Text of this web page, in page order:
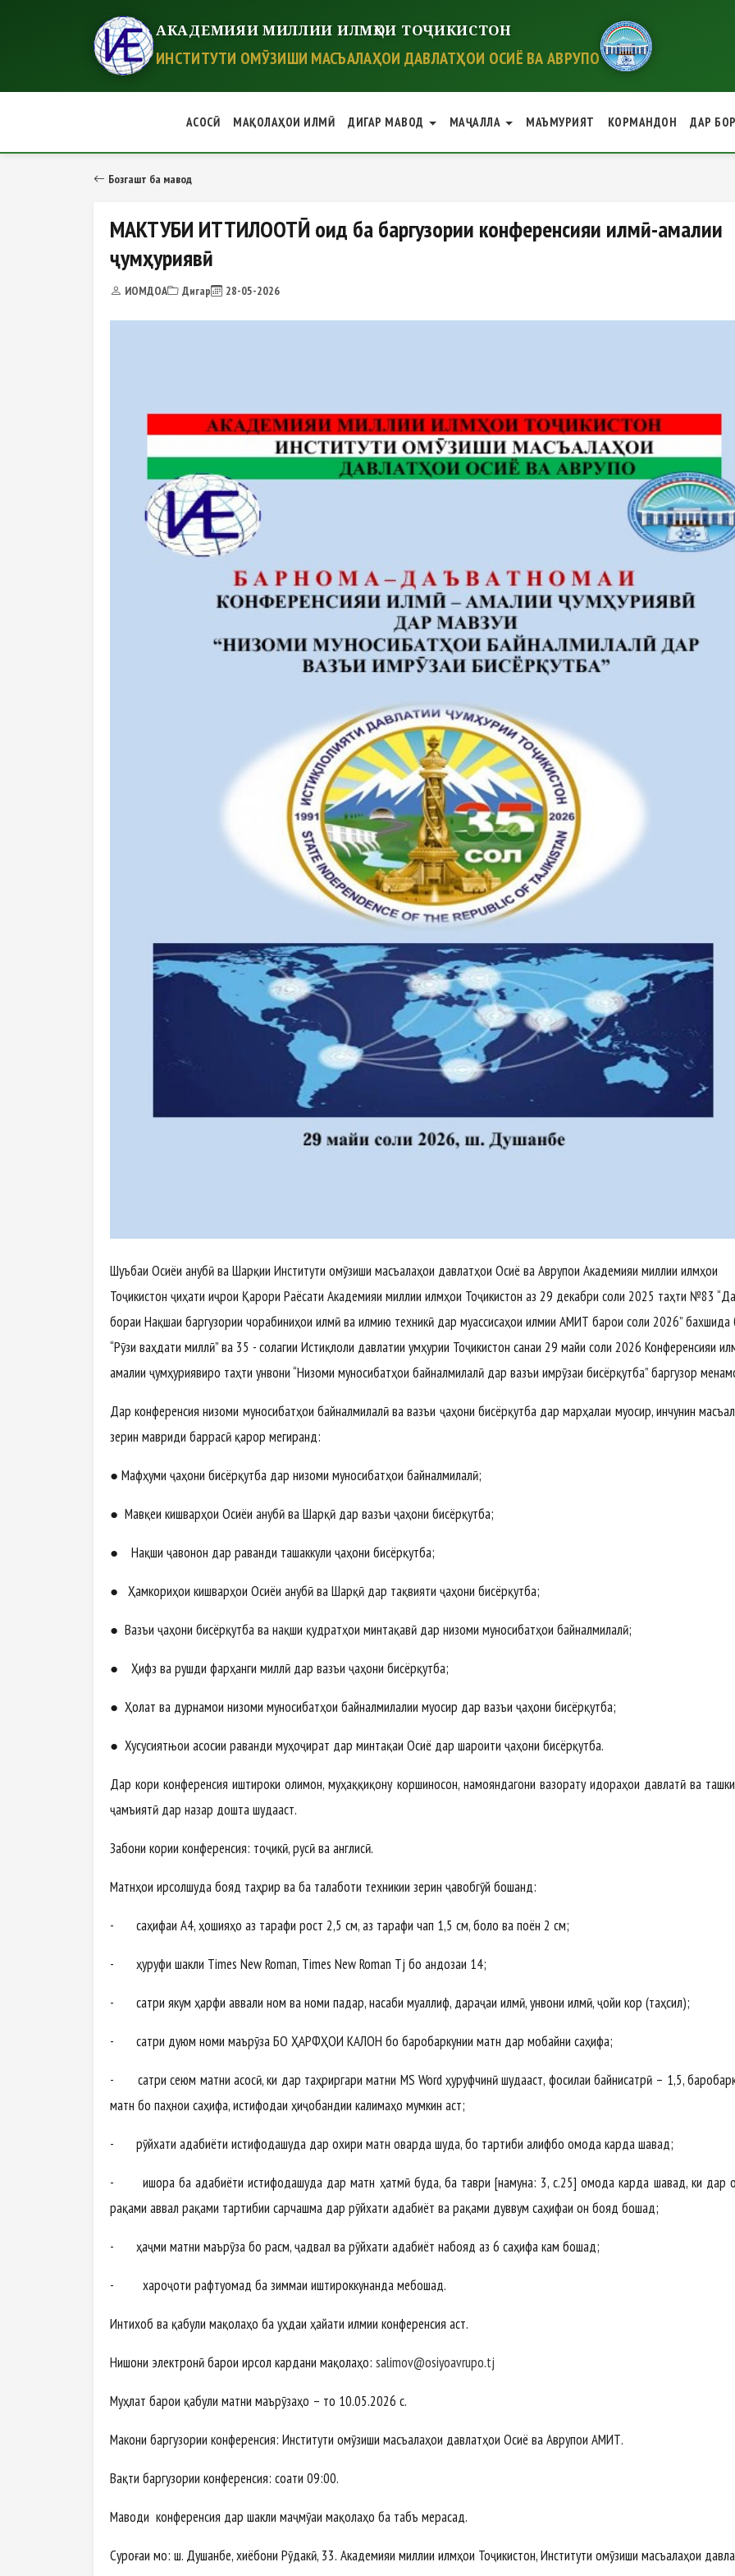
АКАДЕМИЯИ МИЛЛИИ ИЛМҲОИ ТОҶИКИСТОН
ИНСТИТУТИ ОМӮЗИШИ МАСЪАЛАҲОИ ДАВЛАТҲОИ ОСИЁ ВА АВРУПО
АСОСӢ МАҚОЛАҲОИ ИЛМӢ ДИГАР МАВОД МАҶАЛЛА МАЪМУРИЯТ КОРМАНДОН ДАР
МАКТУБИ ИТТИЛООТӢ оид ба баргузории конференсияи илмӣ-
Бозгашт ба мавод
МАКТУБИ ИТТИЛООТӢ оид ба баргузории конференсияи илмӣ-амалии
ҷумҳуриявӣ
ИОМДОА Дигар 28-05-2026
Шуъбаи Осиёи Ҷанубӣ ва Шарқии Институти омӯзиши масъалаҳои давлатҳои Осиё ва Аврупои Академияи миллии илмҳои
Тоҷикистон ҷиҳати иҷрои Қарори Раёсати Академияи миллии илмҳои Тоҷикистон аз 29 декабри соли 2025 таҳти №83
бораи Нақшаи баргузории чорабиниҳои илмӣ ва илмию техникӣ дар муассисаҳои илмии АМИТ барои соли 2026” бахшида
“Рӯзи ваҳдати миллӣ” ва 35 - солагии Истиқлоли давлатии Ҷумҳурии Тоҷикистон санаи 29 майи соли 2026 Конференсияи
амалии ҷумҳуриявиро таҳти унвони “Низоми муносибатҳои байналмилалӣ дар вазъи имрӯзаи бисёрқутба” баргузор
Дар конференсия низоми муносибатҳои байналмилалӣ ва вазъи ҷаҳони бисёрқутба дар марҳалаи муосир, инчунин
зерин мавриди баррасӣ қарор мегиранд:
● Мафҳуми ҷаҳони бисёрқутба дар низоми муносибатҳои байналмилалӣ;
● Мавқеи кишварҳои Осиёи Ҷанубӣ ва Шарқӣ дар вазъи ҷаҳони бисёрқутба;
● Нақши ҷавонон дар раванди ташаккули ҷаҳони бисёрқутба;
● Ҳамкориҳои кишварҳои Осиёи Ҷанубӣ ва Шарқӣ дар тақвияти ҷаҳони бисёрқутба;
● Вазъи ҷаҳони бисёрқутба ва нақши қудратҳои минтақавӣ дар низоми муносибатҳои байналмилалӣ;
● Ҳифз ва рушди фарҳанги миллӣ дар вазъи ҷаҳони бисёрқутба;
● Ҳолат ва дурнамои низоми муносибатҳои байналмилалии муосир дар вазъи ҷаҳони бисёрқутба;
● Хусусиятњои асосии раванди муҳоҷират дар минтақаи Осиё дар шароити ҷаҳони бисёрқутба.
Дар кори конференсия иштироки олимон, муҳаққиқону коршиносон, намояндагони вазорату идораҳои давлатӣ ва
ҷамъиятӣ дар назар дошта шудааст.
Забони кории конференсия: тоҷикӣ, русӣ ва англисӣ.
Матнҳои ирсолшуда бояд таҳрир ва ба талаботи техникии зерин ҷавобгӯй бошанд:
- саҳифаи А4, ҳошияҳо аз тарафи рост 2,5 см, аз тарафи чап 1,5 см, боло ва поён 2 см;
- ҳуруфи шакли Times New Roman, Times New Roman Tj бо андозаи 14;
- сатри якум ҳарфи аввали ном ва номи падар, насаби муаллиф, дараҷаи илмӣ, унвони илмӣ, ҷойи кор (таҳсил);
- сатри дуюм номи маърӯза БО ҲАРФҲОИ КАЛОН бо баробаркунии матн дар мобайни саҳифа;
- сатри сеюм матни асосӣ, ки дар таҳриргари матни MS Word ҳуруфчинӣ шудааст, фосилаи байнисатрӣ – 1,5,
матн бо паҳнои саҳифа, истифодаи ҳиҷобандии калимаҳо мумкин аст;
- рӯйхати адабиёти истифодашуда дар охири матн оварда шуда, бо тартиби алифбо омода карда шавад;
- ишора ба адабиёти истифодашуда дар матн ҳатмӣ буда, ба таври [намуна: 3, с.25] омода карда шавад, ки дар
рақами аввал рақами тартибии сарчашма дар рӯйхати адабиёт ва рақами дуввум саҳифаи он бояд бошад;
- ҳаҷми матни маърӯза бо расм, ҷадвал ва рӯйхати адабиёт набояд аз 6 саҳифа кам бошад;
- хароҷоти рафтуомад ба зиммаи иштироккунанда мебошад.
Интихоб ва қабули мақолаҳо ба уҳдаи ҳайати илмии конференсия аст.
Нишони электронӣ барои ирсол кардани мақолаҳо: salimov@osiyoavrupo.tj
Муҳлат барои қабули матни маърӯзаҳо – то 10.05.2026 с.
Макони баргузории конференсия: Институти омӯзиши масъалаҳои давлатҳои Осиё ва Аврупои АМИТ.
Вақти баргузории конференсия: соати 09:00.
Маводи конференсия дар шакли маҷмӯаи мақолаҳо ба табъ мерасад.
Суроғаи мо: ш. Душанбе, хиёбони Рӯдакӣ, 33. Академияи миллии илмҳои Тоҷикистон, Институти омӯзиши масъалаҳои